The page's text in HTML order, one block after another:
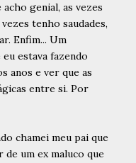
genial, as vezes
tenho saudades,
Enfim... Um
estava fazendo
anos e ver que as
entre si. Por
chamei meu pai que
de um ex maluco que